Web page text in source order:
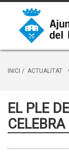
INICI / ACTUALITAT
EL PLE